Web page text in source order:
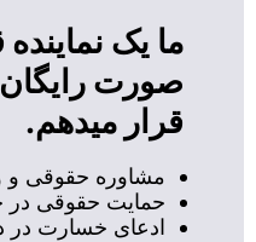
ما یک نماینده
صورت رایگان
قرار میدهم.
مشاوره حقوقی و
حمایت حقوقی در
ادعای خسارت در